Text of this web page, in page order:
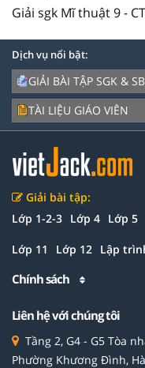
Giải sgk Mĩ thuật 9 -
Dịch vụ nổi bật:
GIẢI BÀI TẬP SGK &
TÀI LIỆU GIÁO VIÊN
Giải bài tập:
Lớp 1-2-3 Lớp 4 Lớp 5
Lớp 11 Lớp 12 Lập
Chính sách
Liên hệ với chúng tôi
Tầng 2, G4 - G5 Tòa
Phường Khương Đình,